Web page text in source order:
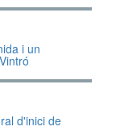
i un
d'inici de